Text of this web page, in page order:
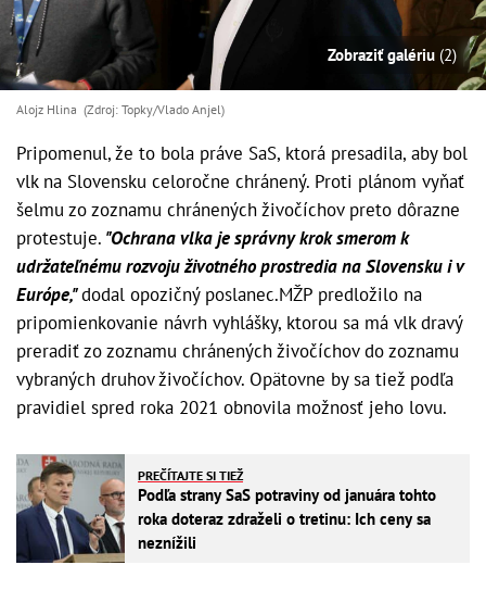
Zobraziť galériu (2)
Alojz Hlina (Zdroj: Topky/Vlado Anjel)
Pripomenul, že to bola práve SaS, ktorá presadila, aby bol
vlk na Slovensku celoročne chránený. Proti plánom vyňať
šelmu zo zoznamu chránených živočíchov preto dôrazne
protestuje. "Ochrana vlka je správny krok smerom k
udržateľnému rozvoju životného prostredia na Slovensku i v
Európe,"dodal opozičný poslanec.MŽP predložilo na
pripomienkovanie návrh vyhlášky, ktorou sa má vlk dravý
preradiť zo zoznamu chránených živočíchov do zoznamu
vybraných druhov živočíchov. Opätovne by sa tiež podľa
pravidiel spred roka 2021 obnovila možnosť jeho lovu.
PREČÍTAJTE SI TIEŽ
Podľa strany SaS potraviny od januára tohto
roka doteraz zdraželi o tretinu: Ich ceny sa
neznížili